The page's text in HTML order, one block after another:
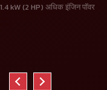
1.4 kW (2 HP) अधिक इंजिन पॉवर